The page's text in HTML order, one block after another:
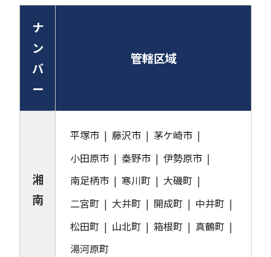
ナ
ン
バ
ー
管轄区域
湘
南
平塚市 藤沢市
茅ケ崎市
小田原市
秦野市
伊勢原市
南足柄市
寒川町
大磯町
二宮町
大井町 開成町
中井町
松田町
山北町 箱根町
真鶴町
湯河原町